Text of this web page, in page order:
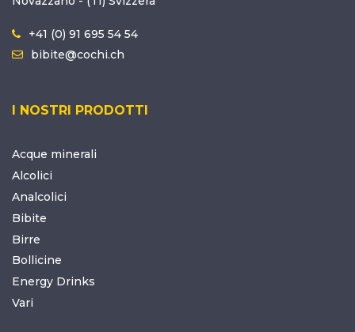
+41 (0) 91 695 54 54
bibite@cochi.ch
I NOSTRI PRODOTTI
Acque minerali
Alcolici
Analcolici
Bibite
Birre
Bollicine
Energy Drinks
Vari